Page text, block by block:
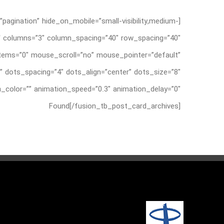
hide_on_mobile=”small-visibility,medium-
column_spacing=”40″ row_spacing=”40″
mouse_scroll=”no” mouse_pointer=”default”
dots_align=”center” dots_size=”8″
Found[/fusion_tb_post_card_archives]